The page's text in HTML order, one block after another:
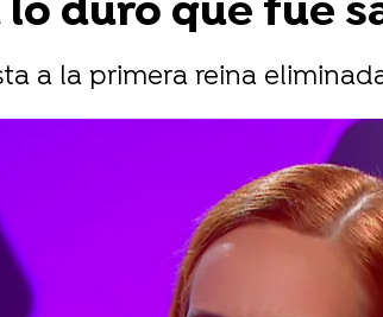
lo duro que fue
a la primera reina